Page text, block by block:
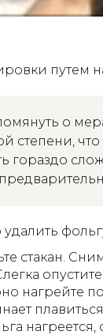
путем
о
степени,
гораздо
стакан.
нагрейте